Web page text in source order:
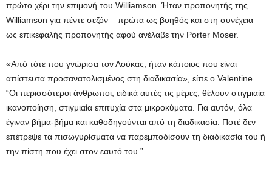
πρώτο χέρι την επιμονή του Williamson. Ήταν προπονητής της
Williamson για πέντε σεζόν – πρώτα ως βοηθός και στη συνέχεια
ως επικεφαλής προπονητής αφού ανέλαβε την Porter Moser.
«Από τότε που γνώρισα τον Λούκας, ήταν κάποιος που είναι
απίστευτα προσανατολισμένος στη διαδικασία», είπε ο Valentine.
“Οι περισσότεροι άνθρωποι, ειδικά αυτές τις μέρες, θέλουν στιγμιαία
ικανοποίηση, στιγμιαία επιτυχία στα μικροκύματα. Για αυτόν, όλα
έγιναν βήμα-βήμα και καθοδηγούνται από τη διαδικασία. Ποτέ δεν
επέτρεψε τα πισωγυρίσματα να παρεμποδίσουν τη διαδικασία του ή
την πίστη που έχει στον εαυτό του.”